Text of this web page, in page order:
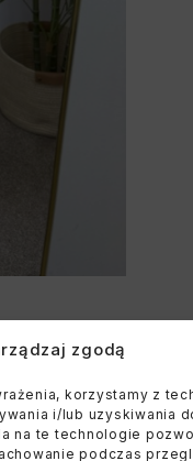
zgodą
korzystamy z
i/lub uzyskiwania
na te technologie
podczas